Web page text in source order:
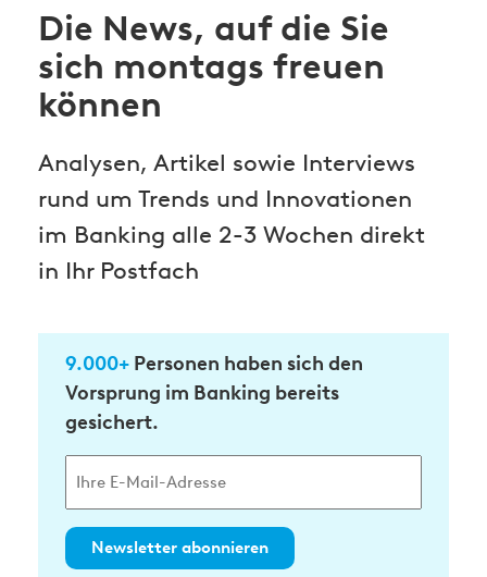
Die News, auf die Sie
sich montags freuen
können
Analysen, Artikel sowie Interviews
rund um Trends und Innovationen
im Banking alle 2-3 Wochen direkt
in Ihr Postfach
9.000+ Personen haben sich den
Vorsprung im Banking bereits
gesichert.
Newsletter abonnieren